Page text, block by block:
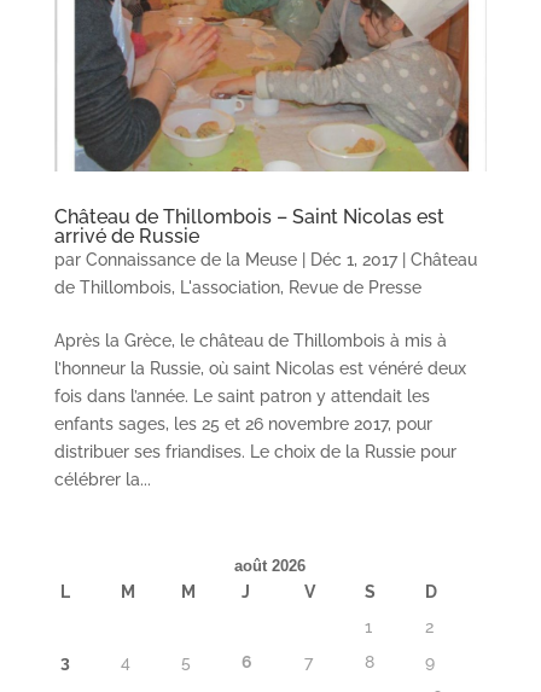
Château de Thillombois – Saint Nicolas est
arrivé de Russie
par Connaissance de la Meuse| Déc 1, 2017| Château
de Thillombois, L'association, Revue de Presse
Après la Grèce, le château de Thillombois à mis à
l’honneur la Russie, où saint Nicolas est vénéré deux
fois dans l’année. Le saint patron y attendait les
enfants sages, les 25 et 26 novembre 2017, pour
distribuer ses friandises. Le choix de la Russie pour
célébrer la...
août 2026
L M M J V S
D
1
2
3
4 5 6 7 8
9